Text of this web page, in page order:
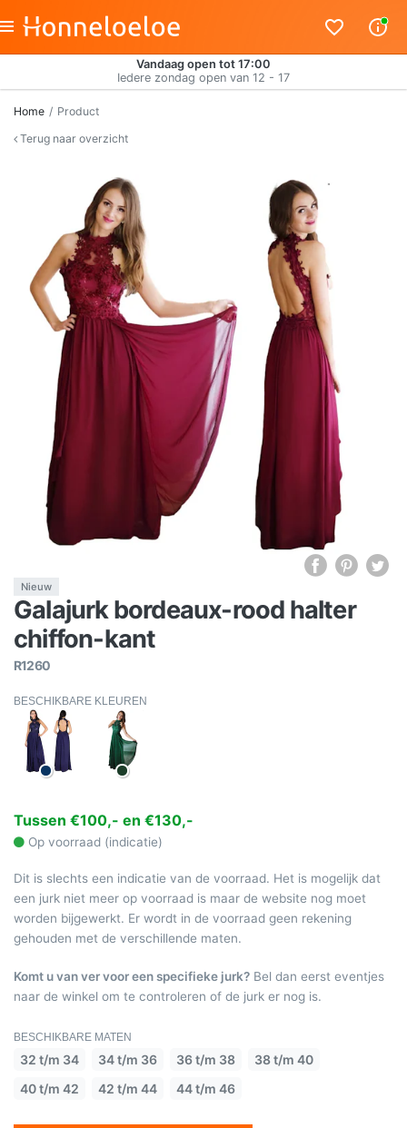
Vandaag open tot 17:00
Iedere zondag open van 12 - 17
Home
Product
Terug naar overzicht
Nieuw
Galajurk bordeaux-rood halter
chiffon-kant
R1260
BESCHIKBARE KLEUREN
Tussen €100,- en €130,-
Op voorraad (indicatie)
Dit is slechts een indicatie van de voorraad. Het is mogelijk dat
een jurk niet meer op voorraad is maar de website nog moet
worden bijgewerkt. Er wordt in de voorraad geen rekening
gehouden met de verschillende maten.
Komt u van ver voor een specifieke jurk? Bel dan eerst eventjes
naar de winkel om te controleren of de jurk er nog is.
BESCHIKBARE MATEN
32 t/m 34 34 t/m 36 36 t/m 38
38 t/m 40
40 t/m 42
42 t/m 44 44 t/m 46